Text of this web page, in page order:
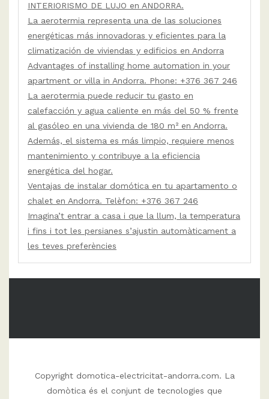
INTERIORISMO DE LUJO en ANDORRA.
La aerotermia representa una de las soluciones
energéticas más innovadoras y eficientes para la
climatización de viviendas y edificios en Andorra
Advantages of installing home automation in your
apartment or villa in Andorra. Phone: +376 367 246
La aerotermia puede reducir tu gasto en
calefacción y agua caliente en más del 50 % frente
al gasóleo en una vivienda de 180 m² en Andorra.
Además, el sistema es más limpio, requiere menos
mantenimiento y contribuye a la eficiencia
energética del hogar.
Ventajas de instalar domótica en tu apartamento o
chalet en Andorra. Telèfon: +376 367 246
Imagina’t entrar a casa i que la llum, la temperatura
i fins i tot les persianes s’ajustin automàticament a
les teves preferències
Copyright domotica-electricitat-andorra.com. La
domòtica és el conjunt de tecnologies que